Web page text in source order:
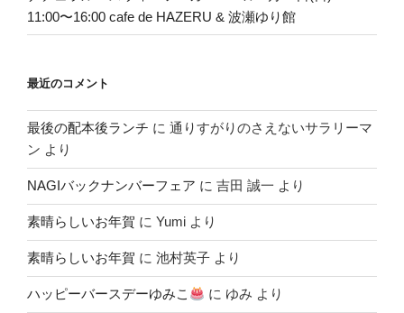
11:00〜16:00 cafe de HAZERU & 波瀬ゆり館
最近のコメント
最後の配本後ランチ に 通りすがりのさえないサラリーマ
ン より
NAGIバックナンバーフェア に 吉田 誠一 より
素晴らしいお年賀 に Yumi より
素晴らしいお年賀 に 池村英子 より
ハッピーバースデーゆみこ に ゆみ より